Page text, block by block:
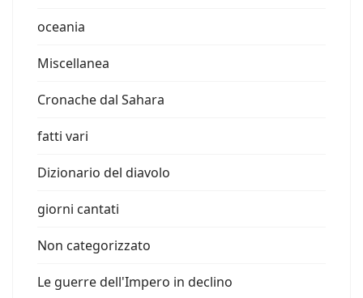
oceania
Miscellanea
Cronache dal Sahara
fatti vari
Dizionario del diavolo
giorni cantati
Non categorizzato
Le guerre dell'Impero in declino